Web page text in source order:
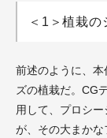
＜1＞植栽
前述のように、
ズの植栽だ。CG
用して、プロシ
が、その大まかな